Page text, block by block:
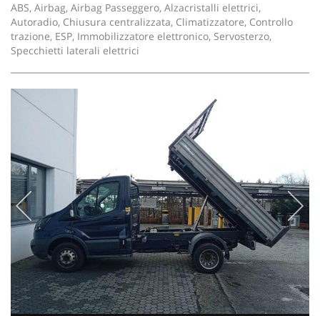
ABS, Airbag, Airbag Passeggero, Alzacristalli elettrici,
Autoradio, Chiusura centralizzata, Climatizzatore, Controllo
trazione, ESP, Immobilizzatore elettronico, Servosterzo,
Specchietti laterali elettrici